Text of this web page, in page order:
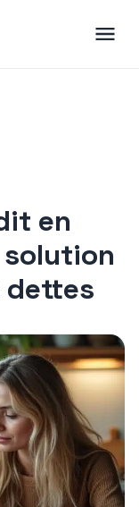
en
dettes